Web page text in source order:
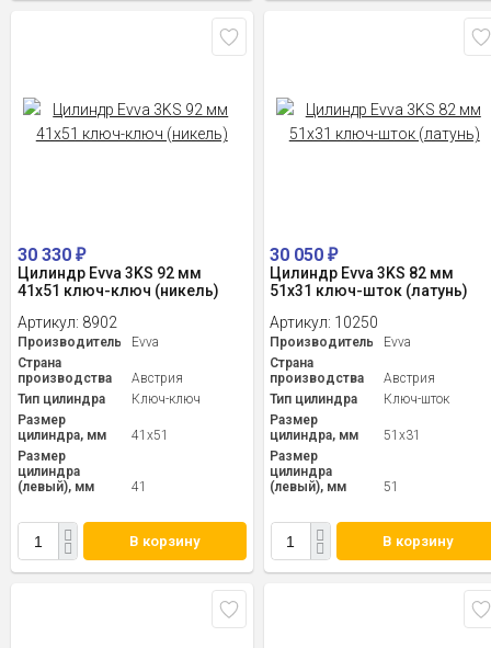
30 330 ₽
Цилиндр Evva 3KS 92 мм
41x51 ключ-ключ (никель)
Артикул: 8902
Производитель
Evva
Страна
производства
Австрия
Тип цилиндра
Ключ-ключ
Размер
цилиндра, мм
41x51
Размер
цилиндра
(левый), мм
41
В корзину
30 050₽
Цилиндр Evva 3KS 82 мм
51x31 ключ-шток (латунь)
Артикул: 10250
Производитель
Evva
Страна
производства
Австрия
Тип цилиндра
Ключ-шток
Размер
цилиндра, мм
51x31
Размер
цилиндра
(левый), мм
51
В корзину